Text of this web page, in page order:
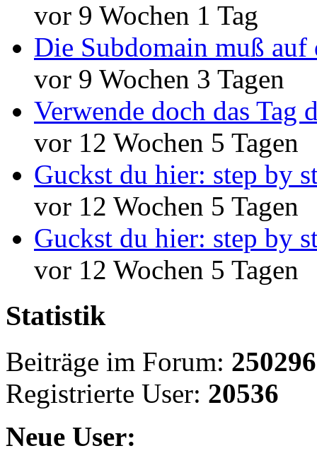
vor 9 Wochen 1 Tag
Die Subdomain muß auf
vor 9 Wochen 3 Tagen
Verwende doch das Tag
vor 12 Wochen 5 Tagen
Guckst du hier: step by
vor 12 Wochen 5 Tagen
Guckst du hier: step by
vor 12 Wochen 5 Tagen
Statistik
Beiträge im Forum: 250296
Registrierte User: 20536
Neue User: